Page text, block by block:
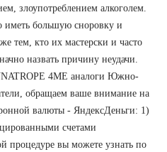
злоупотреблением алкоголем.
иметь большую сноровку и
тем, кто их мастерски и часто
назвать причину неудачи.
4ME аналоги Южно-
обращаем ваше внимание на
валюты - ЯндексДеньги: 1)
счетами
процедуре вы можете узнать по